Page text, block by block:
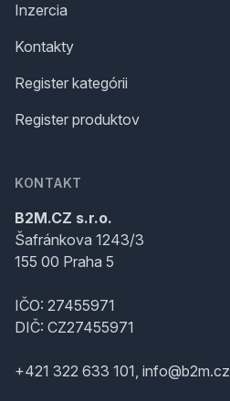
Inzercia
Kontakty
Register kategórii
Register produktov
KONTAKT
B2M.CZ s.r.o.
Šafránkova 1243/3
155 00 Praha 5
IČO: 27455971
DIČ: CZ27455971
+421 322 633 101, info@b2m.cz